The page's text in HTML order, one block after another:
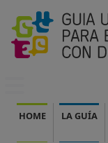
Pasar al contenido
Mobile menu
Navegación principal
HOME LA GUÍA